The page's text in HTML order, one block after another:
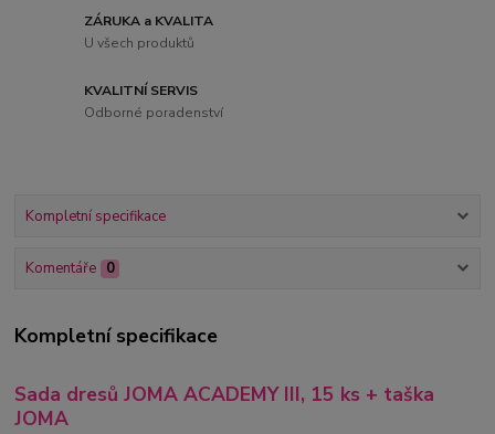
ZÁRUKA a KVALITA
U všech produktů
KVALITNÍ SERVIS
Odborné poradenství
Kompletní specifikace
Komentáře 0
Kompletní specifikace
Sada dresů JOMA ACADEMY III, 15 ks + taška
JOMA